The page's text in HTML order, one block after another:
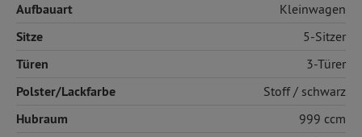
Aufbauart Kleinwagen
Sitze 5-Sitzer
Türen 3-Türer
Polster/Lackfarbe Stoff/ schwarz
Hubraum 999 ccm